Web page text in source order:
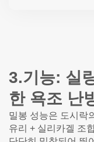
3.기능: 실
한 욕조 난
밀봉 성능은 도시락
유리 + 실리카겔 조